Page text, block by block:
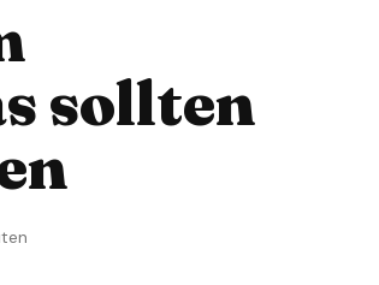
sollten